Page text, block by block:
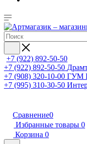
+7 (922) 892-50-50
+7 (922) 892-50-50
+7 (908) 320-10-00 ГУМ
+7 (995) 310-30-50
Сравнение0
Избранные товары 0
Корзина 0